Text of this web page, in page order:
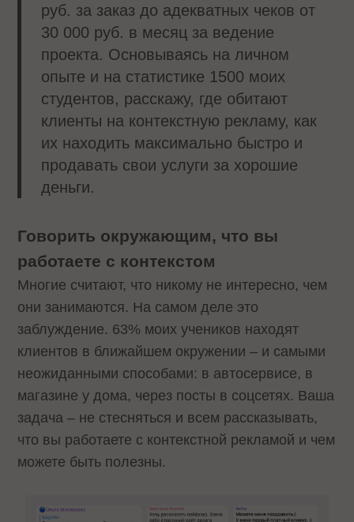
руб. за заказ до адекватных чеков от
30 000 руб. в месяц за ведение
проекта. Основываясь на личном
опыте и на статистике 1500 моих
студентов, расскажу, где обитают
клиенты на контекстную рекламу, как
их находить максимально быстро и
продавать свои услуги за хорошие
деньги.
Говорить окружающим, что вы
работаете с контекстом
Многие считают, что никому не интересно, чем
они занимаются. На самом деле это
заблуждение. 63% моих учеников находят
клиентов в ближайшем окружении – и самыми
неожиданными способами: в автосервисе, в
магазине у дома, через посты в соцсетях. Ваша
задача – не стесняться и всем рассказывать,
что вы работаете с контекстной рекламой и чем
можете быть полезны.